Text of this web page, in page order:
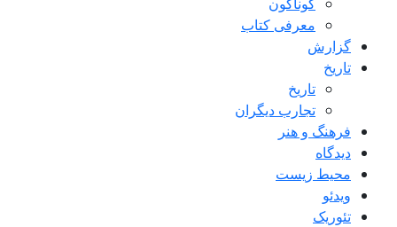
معرفی کتاب
گزارش
تاریخ
تاريخ
تجارب ديگران
فرهنگ و هنر
دیدگاه
محیط زیست
ویدئو
تئوریک